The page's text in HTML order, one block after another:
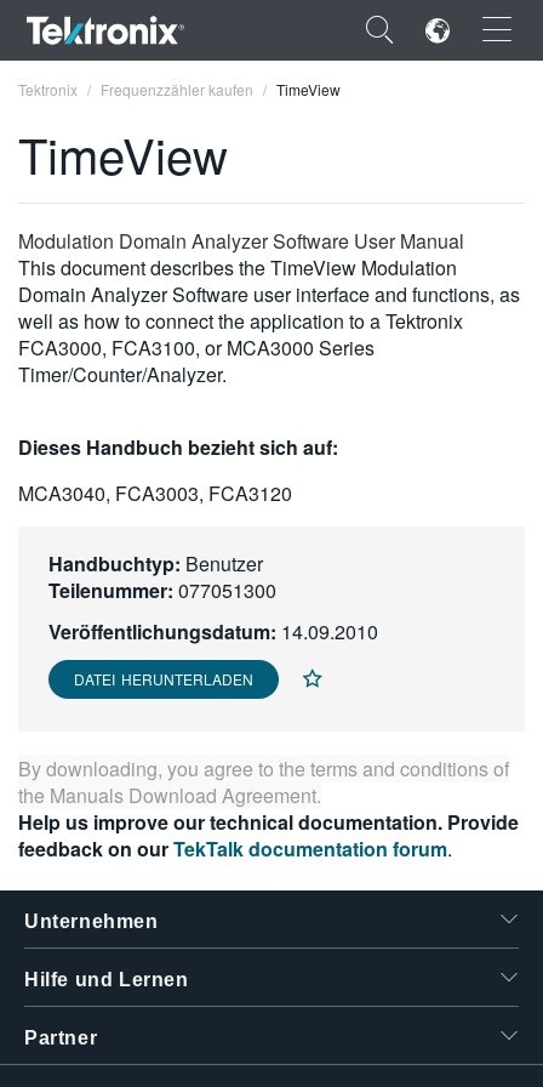
×
ENGLISH
FRANÇAIS
DEUTSCH
VIỆT NAM
繁體中文
Tektronix Frequenzzähler kaufen TimeView
TimeView
Modulation Domain Analyzer Software User Manual
This document describes the TimeView Modulation
Domain Analyzer Software user interface and functions, as
well as how to connect the application to a Tektronix
FCA3000, FCA3100, or MCA3000 Series
Timer/Counter/Analyzer.
Dieses Handbuch bezieht sich auf:
MCA3040, FCA3003, FCA3120
Handbuchtyp: Benutzer
Teilenummer: 077051300
Veröffentlichungsdatum: 14.09.2010
DATEI HERUNTERLADEN
By downloading, you agree to the terms and conditions of
the Manuals Download Agreement.
Help us improve our technical documentation. Provide
feedback on ourTekTalk documentation forum.
Unternehmen
Hilfe und Lernen
Partner